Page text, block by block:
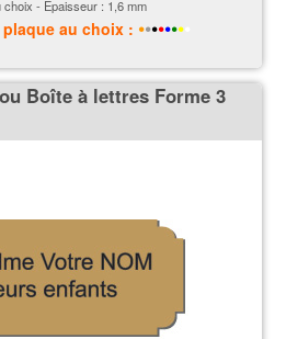
choix - Epaisseur : 1,6 mm
au choix : •••••••
Boîte à lettres Forme 3